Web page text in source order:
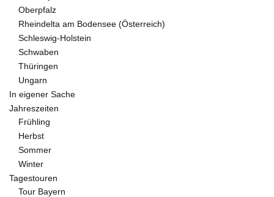
Oberpfalz
Rheindelta am Bodensee (Österreich)
Schleswig-Holstein
Schwaben
Thüringen
Ungarn
In eigener Sache
Jahreszeiten
Frühling
Herbst
Sommer
Winter
Tagestouren
Tour Bayern